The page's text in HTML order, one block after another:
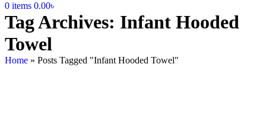
0 items 0.00৳
Tag Archives: Infant Hooded
Towel
Home » Posts Tagged "Infant Hooded Towel"